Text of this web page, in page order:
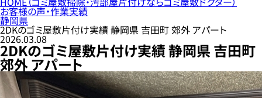
お客様の声・作業実績
静岡県
2DKのゴミ屋敷片付け実績 静岡県 吉田町 郊外 アパート
2026.03.08
2DKのゴミ屋敷片付け実績 静岡県 吉田町
郊外 アパート